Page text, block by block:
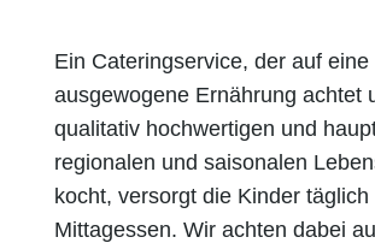
Ein Cateringservice, der auf eine
ausgewogene Ernährung achtet
qualitativ hochwertigen und
regionalen und saisonalen
kocht, versorgt die Kinder täglich
Mittagessen. Wir achten dabei